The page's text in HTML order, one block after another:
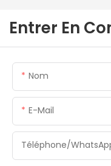
Entrer En
Nom
E-Mail
Téléphone/